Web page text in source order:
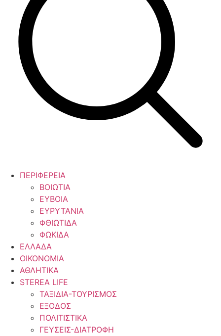
ΠΕΡΙΦΕΡΕΙΑ
ΒΟΙΩΤΙΑ
ΕΥΒΟΙΑ
ΕΥΡΥΤΑΝΙΑ
ΦΘΙΩΤΙΔΑ
ΦΩΚΙΔΑ
ΕΛΛΑΔΑ
ΟΙΚΟΝΟΜΙΑ
ΑΘΛΗΤΙΚΑ
STEREA LIFE
ΤΑΞΙΔΙΑ-ΤΟΥΡΙΣΜΟΣ
ΕΞΟΔΟΣ
ΠΟΛΙΤΙΣΤΙΚΑ
ΓΕΥΣΕΙΣ-ΔΙΑΤΡΟΦΗ